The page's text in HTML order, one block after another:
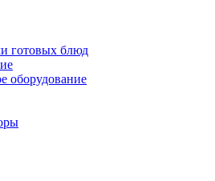
готовых блюд
оборудование